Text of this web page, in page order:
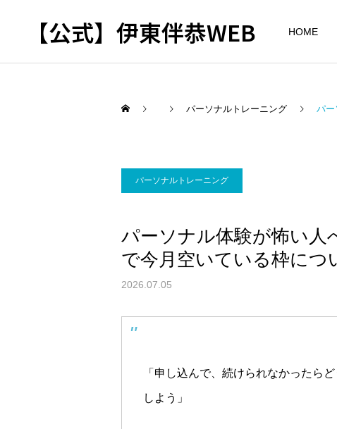
【公式】伊東伴恭WEB HOME
出張 講演 セミナー
パーソナルトレーニ
痩せますか？｜元日本王者
が消費カロリーと週の回数
パーソナルトレーニング パー
パーソナルトレーニング
パーソナル体験が怖い人
で今月空いている枠につ
2026.07.05
「申し込んで、続けられなかったら
しよう」